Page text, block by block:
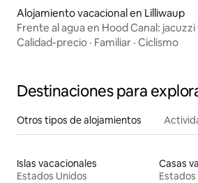
Alojamiento vacacional en Lilliwaup
Frente al agua en Hood Canal:
vehículos eléctricos
Calidad-precio · Familiar · Ciclismo
Destinaciones para
Otros tipos de alojamientos
Islas vacacionales
Estados Unidos
Casas
Estados